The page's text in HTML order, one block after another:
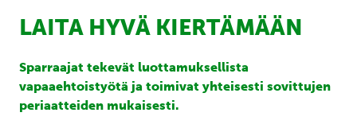
LAITA HYVÄ KIERTÄMÄÄN
Sparraajat tekevät luottamuksellista
vapaaehtoistyötä ja toimivat yhteisesti sovittujen
periaatteiden mukaisesti.